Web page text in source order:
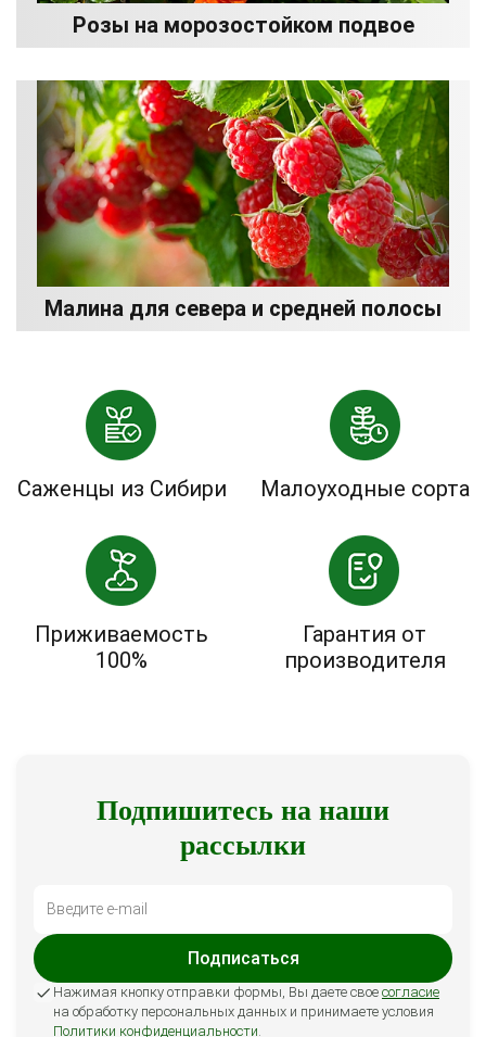
Розы на морозостойком подвое
Малина для севера и средней полосы
Саженцы из Сибири Малоуходные сорта
Приживаемость
100%
Гарантия от
производителя
Подпишитесь на наши
рассылки
Подписаться
Нажимая кнопку отправки формы, Вы даете свое согласие
на обработку персональных данных и принимаете условия
Политики конфиденциальности.